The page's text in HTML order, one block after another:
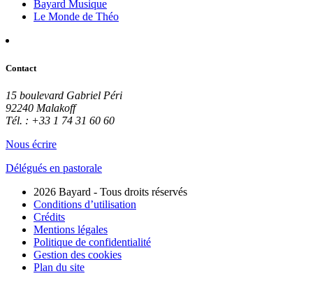
Bayard Musique
Le Monde de Théo
Contact
15 boulevard Gabriel Péri
92240 Malakoff
Tél. : +33 1 74 31 60 60
Nous écrire
Délégués en pastorale
2026 Bayard - Tous droits réservés
Conditions d’utilisation
Crédits
Mentions légales
Politique de confidentialité
Gestion des cookies
Plan du site